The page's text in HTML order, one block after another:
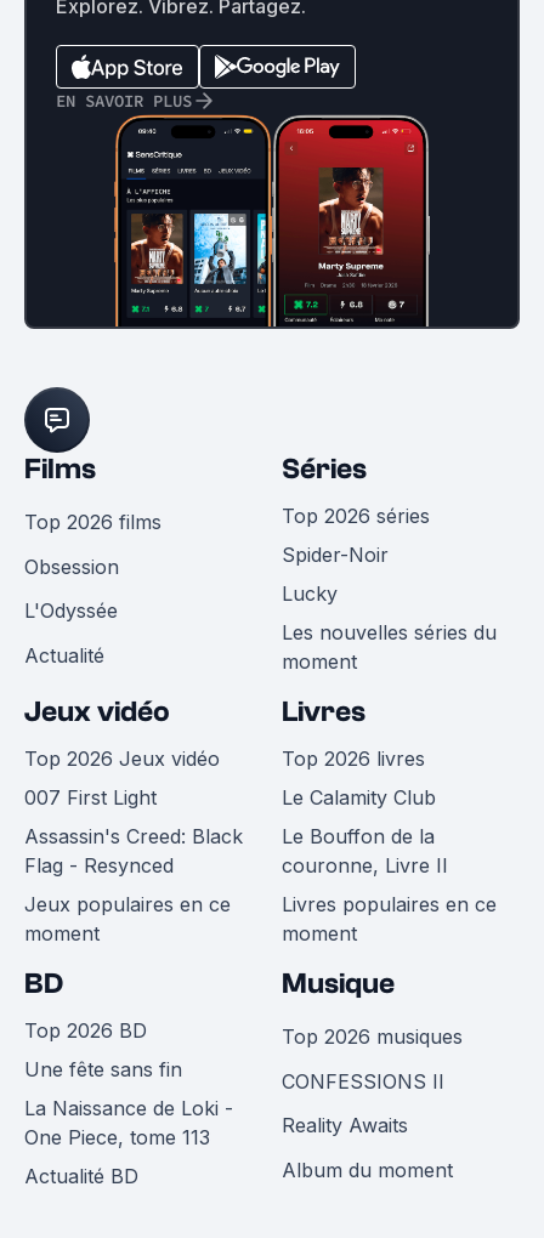
Explorez. Vibrez. Partagez.
EN SAVOIR PLUS
Films
Top 2026 films
Obsession
L'Odyssée
Actualité
Séries
Top 2026 séries
Spider-Noir
Lucky
Les nouvelles séries du
moment
Jeux vidéo
Top 2026 Jeux vidéo
007 First Light
Assassin's Creed: Black
Flag - Resynced
Jeux populaires en ce
moment
Livres
Top 2026 livres
Le Calamity Club
Le Bouffon de la
couronne, Livre II
Livres populaires en ce
moment
BD
Top 2026 BD
Une fête sans fin
La Naissance de Loki -
One Piece, tome 113
Actualité BD
Musique
Top 2026 musiques
CONFESSIONS II
Reality Awaits
Album du moment